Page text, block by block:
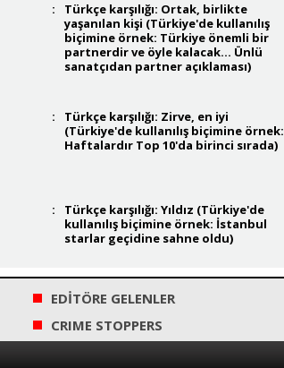
:
Türkçe karşılığı: Ortak, birlikte
yaşanılan kişi (Türkiye'de kullanılış
biçimine örnek: Türkiye önemli bir
partnerdir ve öyle kalacak... Ünlü
sanatçıdan partner açıklaması)
:
Türkçe karşılığı: Zirve, en iyi
(Türkiye'de kullanılış biçimine örnek:
Haftalardır Top 10'da birinci sırada)
:
Türkçe karşılığı: Yıldız (Türkiye'de
kullanılış biçimine örnek: İstanbul
starlar geçidine sahne oldu)
EDİTÖRE GELENLER
CRIME STOPPERS